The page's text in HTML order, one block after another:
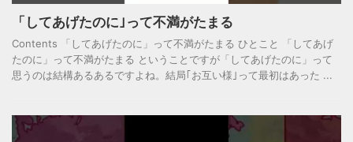
「してあげたのに｣って不満がたまる
Contents 「してあげたのに」って不満がたまる ひとこと 「してあげ
たのに」って不満がたまる ということですが「してあげたのに」って
思うのは結構あるあるですよね。結局｢お互い様｣って最初はあった ...